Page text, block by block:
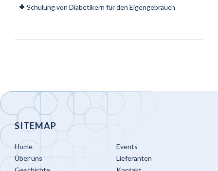
Schulung von Diabetikern für den Eigengebrauch
SITEMAP
Home
Über uns
Events
Lieferanten